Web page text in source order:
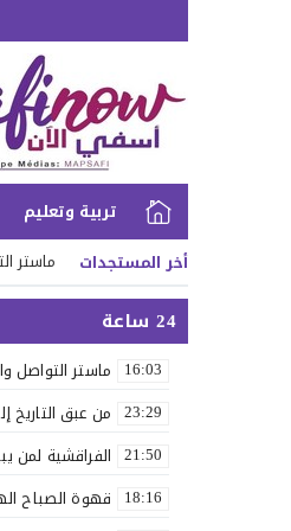
تربية وتعليم
أخر المستجدات
ماستر
من عبق
قهوة
مصنع
24 ساعة
16:03 ماستر التواصل
23:29 من عبق التاريخ
21:50 الفراقشية لمن
18:16 قهوة الصباح